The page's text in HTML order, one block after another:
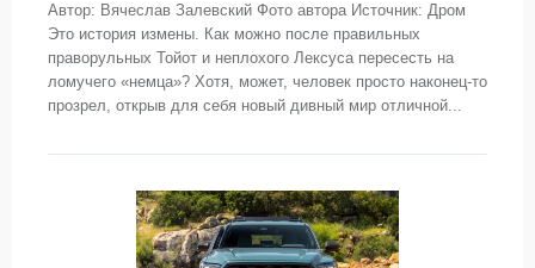
Автор: Вячеслав Залевский Фото автора Источник: Дром
Это история измены. Как можно после правильных
праворульных Тойот и неплохого Лексуса пересесть на
ломучего «немца»? Хотя, может, человек просто наконец-то
прозрел, открыв для себя новый дивный мир отличной...